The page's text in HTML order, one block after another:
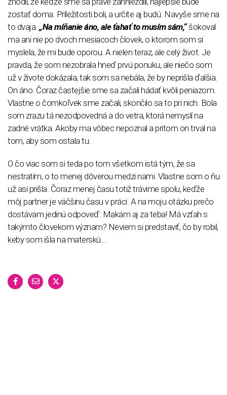
zostať doma. Príležitosti boli, a určite aj budú. Navyše sme na
to dvaja. „Na míňanie áno, ale ťahať to musím sám,“šokoval
ma ani nie po dvoch mesiacoch človek, o ktorom som si
myslela, že mi bude oporou. A nielen teraz, ale celý život. Je
pravda, že som nezobrala hneď prvú ponuku, ale niečo som
už v živote dokázala, tak som sa nebála, že by neprišla ďalšia.
On áno. Čoraz častejšie sme sa začali hádať kvôli peniazom.
Vlastne o čomkoľvek sme začali, skončilo sa to pri nich. Bola
som zrazu tá nezodpovedná a do vetra, ktorá nemyslí na
zadné vrátka. Akoby ma vôbec nepoznal a pritom on trval na
tom, aby som ostala tu.
O čo viac som si teda po tom všetkom istá tým, že sa
nestratím, o to menej dôverou medzi nami. Vlastne som o ňu
už asi prišla. Čoraz menej času totiž trávime spolu, keďže
môj partner je väčšinu času v práci. A na moju otázku prečo
dostávam jedinú odpoveď: Makám aj za teba! Má vzťah s
takýmto človekom význam? Neviem si predstaviť, čo by robil,
keby som išla na materskú...